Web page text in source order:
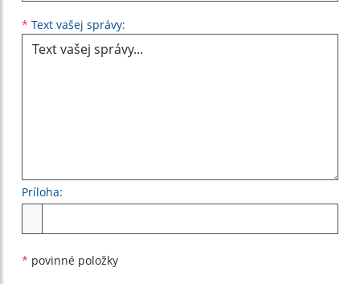
* Text vašej správy:
Príloha:
* povinné položky